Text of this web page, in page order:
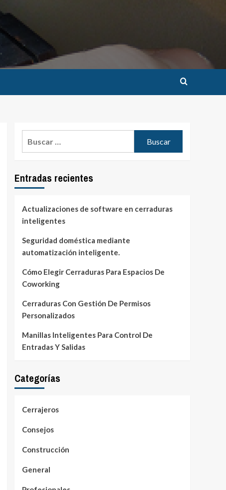
Entradas recientes
Actualizaciones de software en cerraduras
inteligentes
Seguridad doméstica mediante
automatización inteligente.
Cómo Elegir Cerraduras Para Espacios De
Coworking
Cerraduras Con Gestión De Permisos
Personalizados
Manillas Inteligentes Para Control De
Entradas Y Salidas
Categorías
Cerrajeros
Consejos
Construcción
General